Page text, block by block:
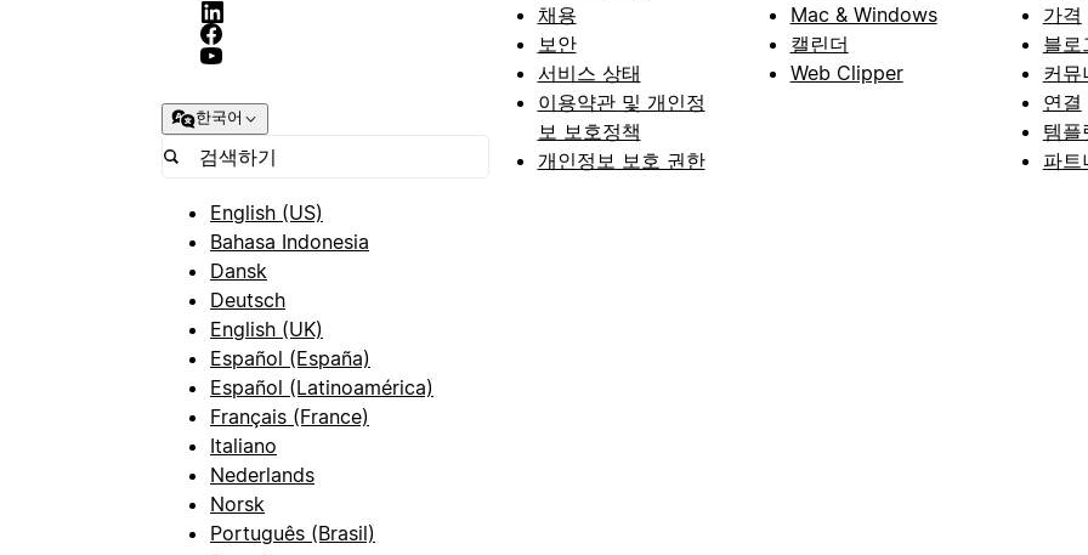
한국어
English (US)
Bahasa Indonesia
Dansk
Deutsch
English (UK)
Español (España)
Español (Latinoamérica)
Français (France)
Italiano
Nederlands
Norsk
Português (Brasil)
채용
보안
서비스 상태
이용약관 및 개인정
보 보호정책
개인정보 보호 권한
Mac & Windows
캘린더
Web Clipper
가격
블로
커뮤
연결
템플
파트